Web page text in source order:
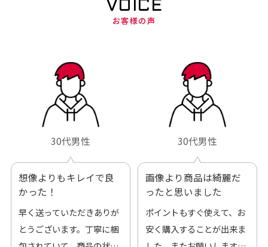
VOICE
お客様の声
30代男性
想像よりもキレイで良
かった！
早く送っていただきありが
とうございます。丁寧に梱
30代男性
画像より商品は綺麗だ
ったと思いました
ポイントもすぐ使えて、お
安く購入することが出来ま